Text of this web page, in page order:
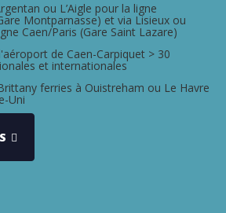
ou L’Aigle pour la ligne
Montparnasse) et via Lisieux ou
Caen/Paris (Gare Saint Lazare)
de Caen-Carpiquet > 30
et internationales
ferries à Ouistreham ou Le Havre
Uni